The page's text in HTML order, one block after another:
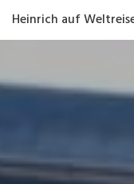
Heinrich auf